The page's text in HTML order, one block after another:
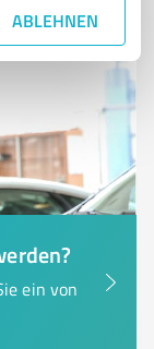
ABLEHNEN
ein von